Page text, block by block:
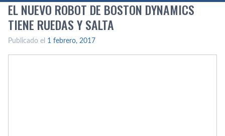
EL NUEVO ROBOT DE BOSTON DYNAMICS
TIENE RUEDAS Y SALTA
Publicado el 1 febrero, 2017